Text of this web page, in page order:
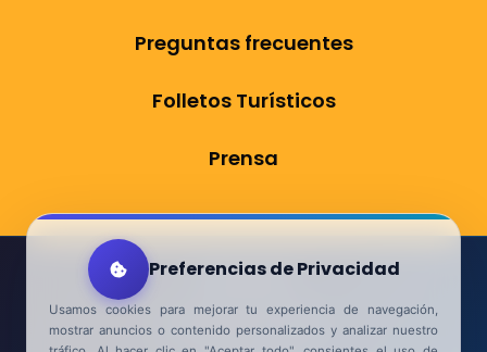
Preguntas frecuentes
Folletos Turísticos
Prensa
Preferencias de Privacidad
Usamos cookies para mejorar tu experiencia de navegación,
mostrar anuncios o contenido personalizados y analizar nuestro
Aviso Legal
Política de Privacidad